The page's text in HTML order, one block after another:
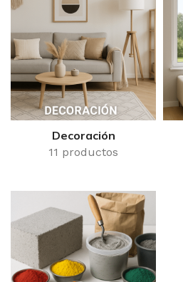
Decoración
11 productos